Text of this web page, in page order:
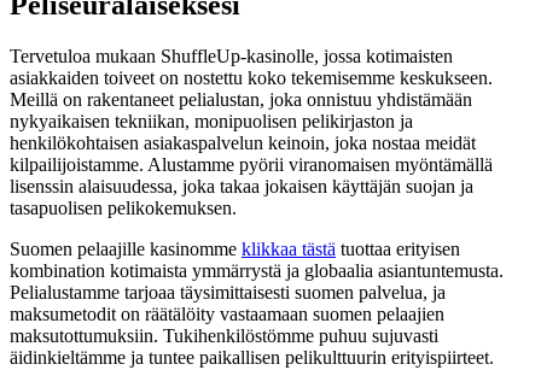
Tervetuloa mukaan ShuffleUp-kasinolle, jossa kotimaisten
asiakkaiden toiveet on nostettu koko tekemisemme keskukseen.
Meillä on rakentaneet pelialustan, joka onnistuu yhdistämään
nykyaikaisen tekniikan, monipuolisen pelikirjaston ja
henkilökohtaisen asiakaspalvelun keinoin, joka nostaa meidät
kilpailijoistamme. Alustamme pyörii viranomaisen myöntämällä
lisenssin alaisuudessa, joka takaa jokaisen käyttäjän suojan ja
tasapuolisen pelikokemuksen.
Suomen pelaajille kasinomme klikkaa tästä tuottaa erityisen
kombination kotimaista ymmärrystä ja globaalia asiantuntemusta.
Pelialustamme tarjoaa täysimittaisesti suomen palvelua, ja
maksumetodit on räätälöity vastaamaan suomen pelaajien
maksutottumuksiin. Tukihenkilöstömme puhuu sujuvasti
äidinkieltämme ja tuntee paikallisen pelikulttuurin erityispiirteet.